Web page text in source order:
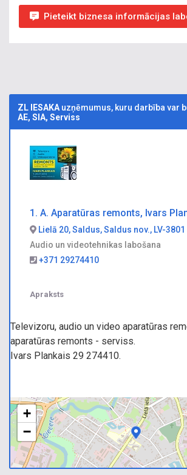
Pieteikt biznesa informācijas
ZL IESAKA uzņēmumus, kuru darbība var
AE, SIA, Serviss
1. A. Aparatūras remonts, Ivars
Lielā 20, Saldus, Saldus nov., LV-3801
Audio un videotehnikas labošana
+371 29274410
Apraksts
Televizoru, audio un video aparatūras
aparatūras remonts - serviss.
Ivars Plankais 29 274410.
+
−